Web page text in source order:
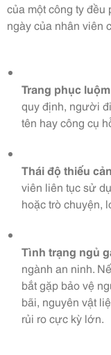
của một công ty
ngày của nhân viên
Trang phục
quy định, người
tên hay công cụ
Thái độ thiếu
viên liên tục sử
hoặc trò chuyện,
Tình trạng ngủ
ngành an ninh.
bắt gặp bảo vệ
bãi, nguyên vật
rủi ro cực kỳ lớn.